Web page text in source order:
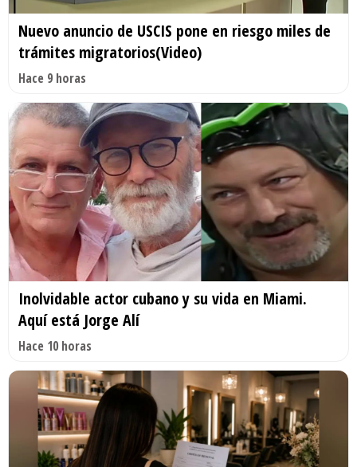
Nuevo anuncio de USCIS pone en riesgo miles de
trámites migratorios(Video)
Hace 9 horas
Inolvidable actor cubano y su vida en Miami.
Aquí está Jorge Alí
Hace 10 horas